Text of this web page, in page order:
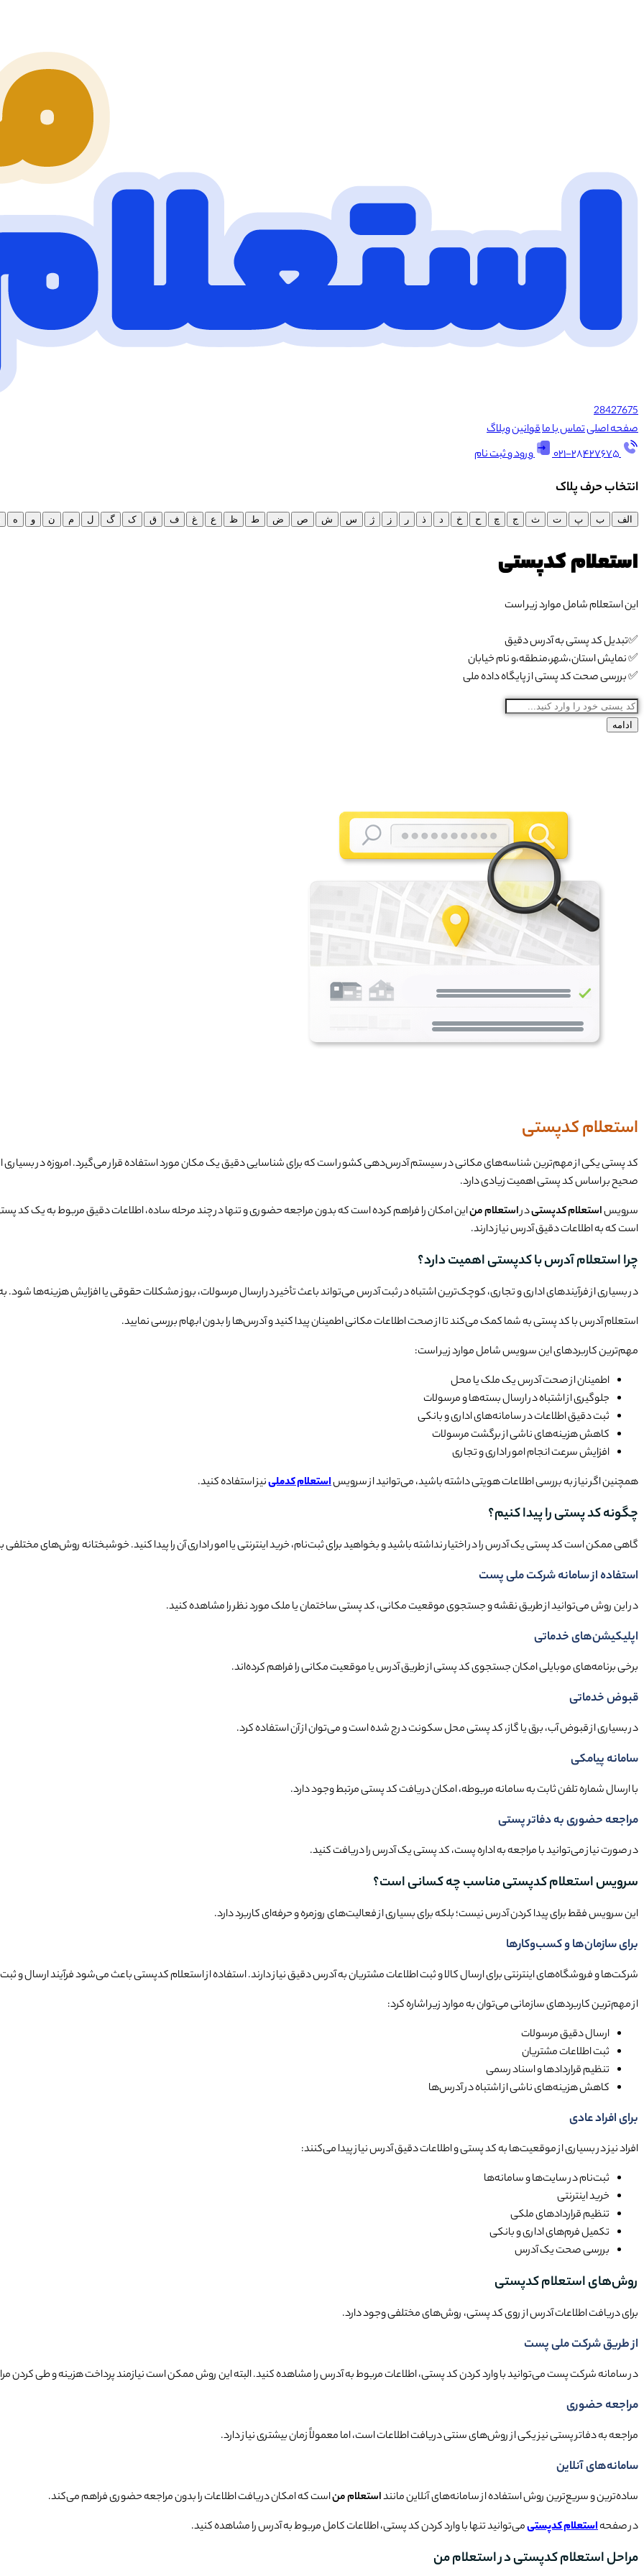
28427675
صفحه اصلیتماس با ماقوانینوبلاگ
۰۲۱-۲۸۴۲۷۶۷۵
ورود و ثبت نام
انتخاب‌ حرف پلاک
الف ب پ ت ث ج چ ح خ د ذ ر ز ژ س ش ص ض ط ظ ع غ ف ق ک گ ل م ن و ه
استعلام کدپستی
این استعلام شامل موارد زیر است
✅تبدیل کد پستی به آدرس دقیق
✅ نمایش استان،شهر،منطقه،و نام خیابان
✅ بررسی صحت کد پستی از پایگاه داده ملی
ادامه
استعلام کدپستی
کد پستی یکی از مهم‌ترین شناسه‌های مکانی در سیستم آدرس‌دهی کشور است که برای شناسایی دقیق یک مکان مورد استفاده قرار می‌گیرد. امروزه در بسیاری از
صحیح بر اساس کد پستی اهمیت زیادی دارد.
سرویساستعلام کدپستیدراستعلام مناین امکان را فراهم کرده است که بدون مراجعه حضوری و تنها در چند مرحله ساده، اطلاعات دقیق مربوط به یک کد
است که به اطلاعات دقیق آدرس نیاز دارند.
چرا استعلام آدرس با کدپستی اهمیت دارد؟
در بسیاری از فرآیندهای اداری و تجاری، کوچک‌ترین اشتباه در ثبت آدرس می‌تواند باعث تأخیر در ارسال مرسولات، بروز مشکلات حقوقی یا افزایش هزینه‌ها
استعلام آدرس با کد پستی به شما کمک می‌کند تا از صحت اطلاعات مکانی اطمینان پیدا کنید و آدرس‌ها را بدون ابهام بررسی نمایید.
مهم‌ترین کاربردهای این سرویس شامل موارد زیر است:
اطمینان از صحت آدرس یک ملک یا محل
جلوگیری از اشتباه در ارسال بسته‌ها و مرسولات
ثبت دقیق اطلاعات در سامانه‌های اداری و بانکی
کاهش هزینه‌های ناشی از برگشت مرسولات
افزایش سرعت انجام امور اداری و تجاری
همچنین اگر نیاز به بررسی اطلاعات هویتی داشته باشید، می‌توانید از سرویساستعلام کدملینیز استفاده کنید.
چگونه کد پستی را پیدا کنیم؟
گاهی ممکن است کد پستی یک آدرس را در اختیار نداشته باشید و بخواهید برای ثبت‌نام، خرید اینترنتی یا امور اداری آن را پیدا کنید. خوشبختانه روش‌های مختلفی
استفاده از سامانه شرکت ملی پست
در این روش می‌توانید از طریق نقشه و جستجوی موقعیت مکانی، کد پستی ساختمان یا ملک مورد نظر را مشاهده کنید.
اپلیکیشن‌های خدماتی
برخی برنامه‌های موبایلی امکان جستجوی کد پستی از طریق آدرس یا موقعیت مکانی را فراهم کرده‌اند.
قبوض خدماتی
در بسیاری از قبوض آب، برق یا گاز، کد پستی محل سکونت درج شده است و می‌توان از آن استفاده کرد.
سامانه پیامکی
با ارسال شماره تلفن ثابت به سامانه مربوطه، امکان دریافت کد پستی مرتبط وجود دارد.
مراجعه حضوری به دفاتر پستی
در صورت نیاز می‌توانید با مراجعه به اداره پست، کد پستی یک آدرس را دریافت کنید.
سرویس استعلام کدپستی مناسب چه کسانی است؟
این سرویس فقط برای پیدا کردن آدرس نیست؛ بلکه برای بسیاری از فعالیت‌های روزمره و حرفه‌ای کاربرد دارد.
برای سازمان‌ها و کسب‌وکارها
شرکت‌ها و فروشگاه‌های اینترنتی برای ارسال کالا و ثبت اطلاعات مشتریان به آدرس دقیق نیاز دارند. استفاده از استعلام کدپستی باعث می‌شود فرآیند ارسال و
از مهم‌ترین کاربردهای سازمانی می‌توان به موارد زیر اشاره کرد:
ارسال دقیق مرسولات
ثبت اطلاعات مشتریان
تنظیم قراردادها و اسناد رسمی
کاهش هزینه‌های ناشی از اشتباه در آدرس‌ها
برای افراد عادی
افراد نیز در بسیاری از موقعیت‌ها به کد پستی و اطلاعات دقیق آدرس نیاز پیدا می‌کنند:
ثبت‌نام در سایت‌ها و سامانه‌ها
خرید اینترنتی
تنظیم قراردادهای ملکی
تکمیل فرم‌های اداری و بانکی
بررسی صحت یک آدرس
روش‌های استعلام کدپستی
برای دریافت اطلاعات آدرس از روی کد پستی، روش‌های مختلفی وجود دارد.
از طریق شرکت ملی پست
در سامانه شرکت پست می‌توانید با وارد کردن کد پستی، اطلاعات مربوط به آدرس را مشاهده کنید. البته این روش ممکن است نیازمند پرداخت هزینه و طی کردن
مراجعه حضوری
مراجعه به دفاتر پستی نیز یکی از روش‌های سنتی دریافت اطلاعات است، اما معمولاً زمان بیشتری نیاز دارد.
سامانه‌های آنلاین
ساده‌ترین و سریع‌ترین روش استفاده از سامانه‌های آنلاین ماننداستعلام مناست که امکان دریافت اطلاعات را بدون مراجعه حضوری فراهم می‌کند.
در صفحهاستعلام کدپستیمی‌توانید تنها با وارد کردن کد پستی، اطلاعات کامل مربوط به آدرس را مشاهده کنید.
مراحل استعلام کدپستی در استعلام من